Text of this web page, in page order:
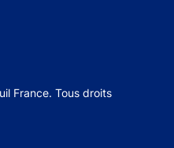
France. Tous droits